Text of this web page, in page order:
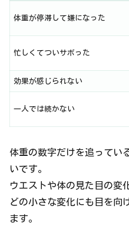
体重が停滞して嫌になった
忙しくてついサボった
効果が感じられない
一人では続かない
体重の数字だけを追ってい
いです。
ウエストや体の見た目の変
どの小さな変化にも目を向
ます。